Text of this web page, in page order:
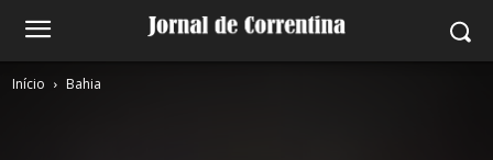
Início Bahia